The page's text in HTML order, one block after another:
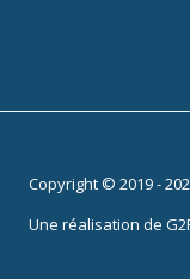
Copyright © 2019 -
Une réalisation de